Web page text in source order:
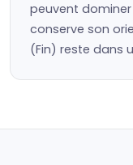
peuvent
conserve son
(Fin) reste dans